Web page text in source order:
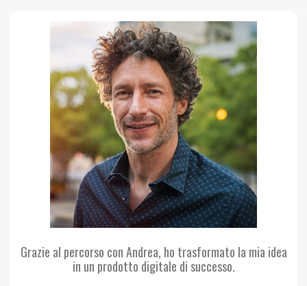
Grazie al percorso con Andrea, ho trasformato la mia idea
in un prodotto digitale di successo.